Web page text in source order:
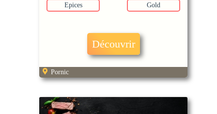
Epices Gold
Découvrir
Pornic